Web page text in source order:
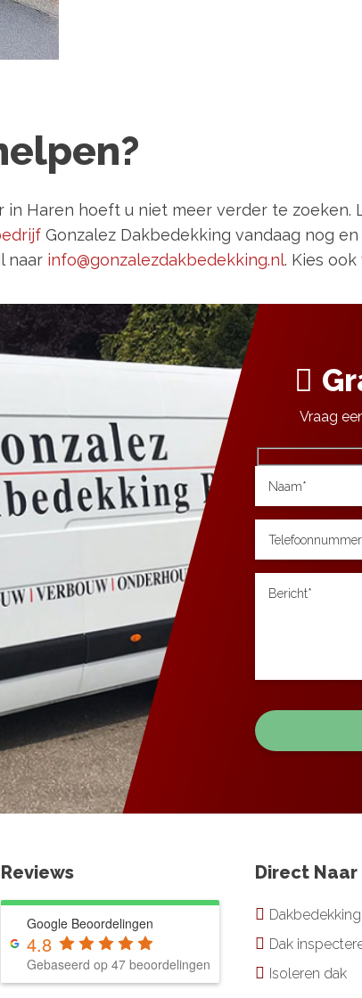
Haren hoeft u niet meer verder te zoeken.
Gonzalez Dakbedekking vandaag nog
naar info@gonzalezdakbedekking.nl. Kies
Vraag
Reviews
Google Beoordelingen
4.8
Gebaseerd op 47 beoordelingen
Direct Naar
Dakbedekking
Dak
Isoleren dak